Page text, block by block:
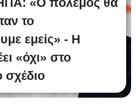
το
εμείς» - Η
«όχι» στο
σχέδιο